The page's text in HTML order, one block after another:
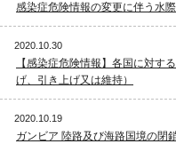
感染症危険情報の変更に伴う水
2020.10.30
【感染症危険情報】各国に対す
げ、引き上げ又は維持）
2020.10.19
ガンビア 陸路及び海路国境の閉